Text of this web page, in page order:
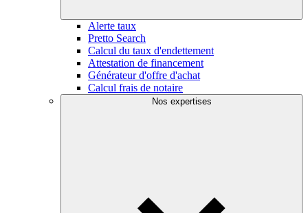
Alerte taux
Pretto Search
Calcul du taux d'endettement
Attestation de financement
Générateur d'offre d'achat
Calcul frais de notaire
Nos expertises